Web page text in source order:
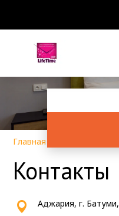
Главная
Контакты
Аджария, г. Батуми,